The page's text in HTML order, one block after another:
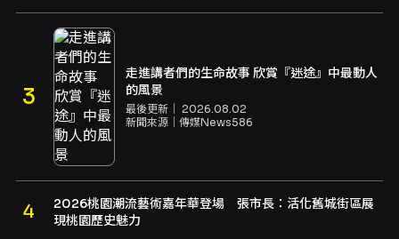
走進講者們的生命故事 欣賞『迷途』中最動人
的風景
最後更新｜ 2026.08.02
新聞來源｜ 傳媒News586
2026桃園潮流藝術嘉年華登場 張市長：活化舊城街區展
現桃園歷史魅力